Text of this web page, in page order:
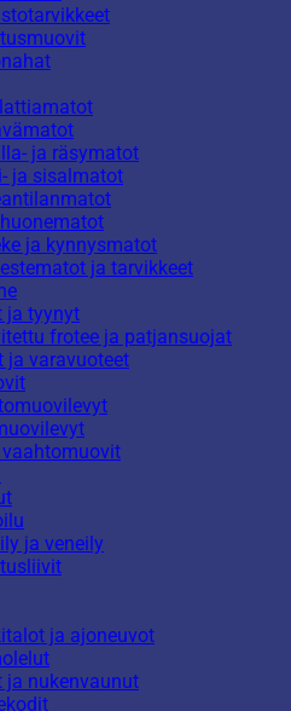
ja räsymatot
ja sisalmatot
ja kynnysmatot
ja tarvikkeet
ja tyynyt
frotee ja patjansuojat
ja varavuoteet
ja veneily
ja ajoneuvot
ja nukenvaunut